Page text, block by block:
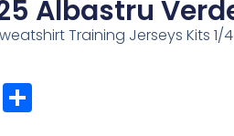
Albastru
Training Jerseys Kits 1/
Reddit